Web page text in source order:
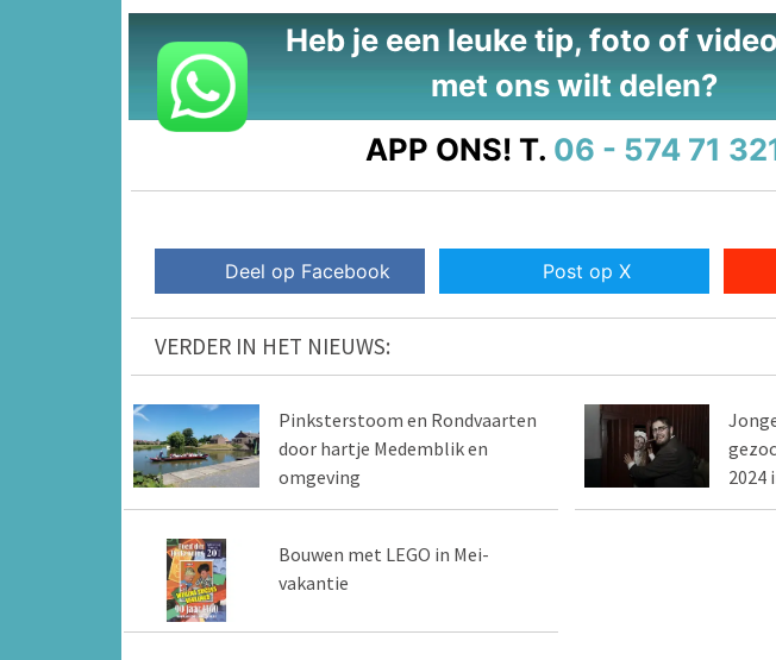
Heb je een leuke tip, foto of
met ons wilt delen?
APP ONS! T. 06 - 574 71
Deel op Facebook Post op X
VERDER IN HET NIEUWS:
Pinksterstoom en Rondvaarten
door hartje Medemblik en
omgeving
2024
Bouwen met LEGO in Mei-
vakantie